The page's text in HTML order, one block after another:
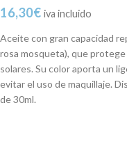
16,30€ iva incluido
Aceite con gran capacidad
rosa mosqueta), que
solares. Su color aporta un
evitar el uso de maquillaje.
de 30ml.